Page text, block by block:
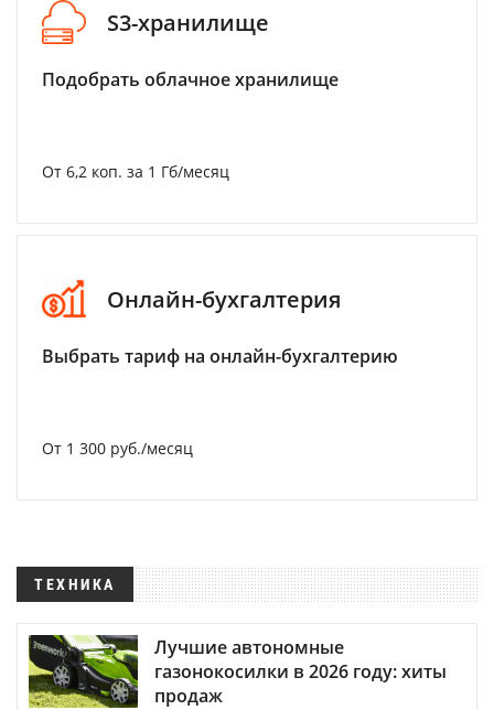
S3-хранилище
Подобрать облачное хранилище
От 6,2 коп. за 1 Гб/месяц
Онлайн-бухгалтерия
Выбрать тариф на онлайн-бухгалтерию
От 1 300 руб./месяц
ТЕХНИКА
Лучшие автономные
газонокосилки в 2026 году: хиты
продаж